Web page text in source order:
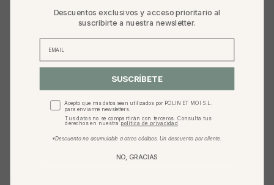
BRASIL (BRL R$)
BRUNÉI (BND $)
BULGARIA (EUR €)
BURUNDI (BIF FR)
BUTÁN (USD $)
BÉLGICA (EUR €)
CAMBOYA (KHR ៛)
CAMERÚN (XAF CFA)
CARIBE NEERLANDÉS (USD
Descuentos exclusivos y acceso prioritario al
suscribirte a nuestra newsletter.
SUSCRÍBETE
Acepto que mis datos sean utilizados por POLIN ET MOI S.L.
para enviarme newsletters.
Tus datos no se compartirán con terceros. Consulta tus
derechos en nuestra política de privacidad
*Descuento no acumulable a otros códigos. Un descuento por cliente.
NO, GRACIAS